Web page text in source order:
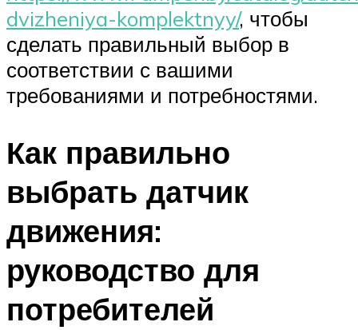
dvizheniya-komplektnyy/, чтобы
сделать правильный выбор в
соответствии с вашими
требованиями и потребностями.
Как правильно
выбрать датчик
движения:
руководство для
потребителей